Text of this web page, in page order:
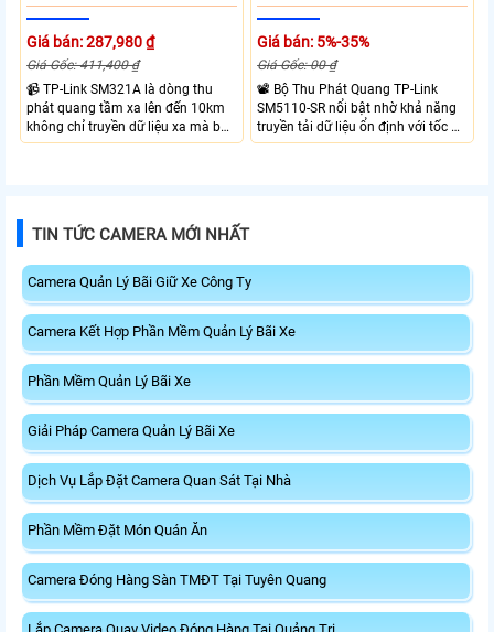
Giá bán: 287,980 ₫
Giá Gốc: 411,400 ₫
📹 TP-Link SM321A là dòng thu
phát quang tầm xa lên đến 10km
không chỉ truyền dữ liệu xa mà bộ
thu phát quang này của TP-Link
Giá bán: 5%-35%
Giá Gốc: 00 ₫
📽 Bộ Thu Phát Quang TP-Link
SM5110-SR nổi bật nhờ khả năng
truyền tải dữ liệu ổn định với tốc độ
cao lên đến 10Gbps và truyền tải đi
TIN TỨC CAMERA MỚI NHẤT
Camera Quản Lý Bãi Giữ Xe Công Ty
Camera Kết Hợp Phần Mềm Quản Lý Bãi Xe
Phần Mềm Quản Lý Bãi Xe
Giải Pháp Camera Quản Lý Bãi Xe
Dịch Vụ Lắp Đặt Camera Quan Sát Tại Nhà
Phần Mềm Đặt Món Quán Ăn
Camera Đóng Hàng Sàn TMĐT Tại Tuyên Quang